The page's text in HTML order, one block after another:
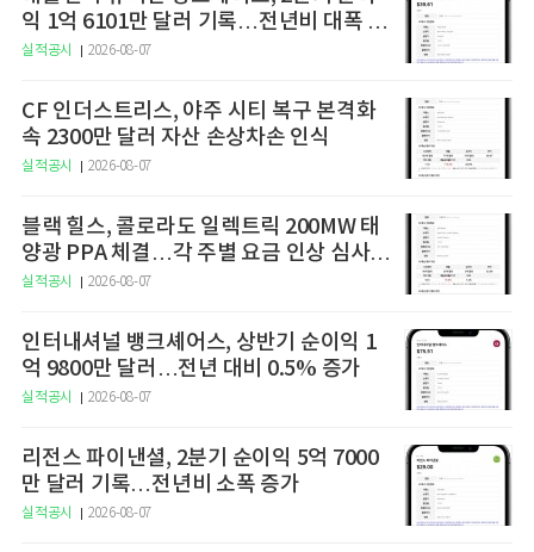
익 1억 6101만 달러 기록…전년비 대폭 증
가
실적공시 2026-08-07
CF 인더스트리스, 야주 시티 복구 본격화
속 2300만 달러 자산 손상차손 인식
실적공시 2026-08-07
블랙 힐스, 콜로라도 일렉트릭 200MW 태
양광 PPA 체결…각 주별 요금 인상 심사도
순항
실적공시 2026-08-07
인터내셔널 뱅크셰어스, 상반기 순이익 1
억 9800만 달러…전년 대비 0.5% 증가
실적공시 2026-08-07
리전스 파이낸셜, 2분기 순이익 5억 7000
만 달러 기록…전년비 소폭 증가
실적공시 2026-08-07